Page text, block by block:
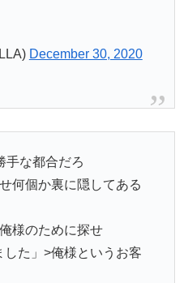
December 30, 2020
手な都合だろ
何個か裏に隠してある
様のために探せ
した」>俺様というお客